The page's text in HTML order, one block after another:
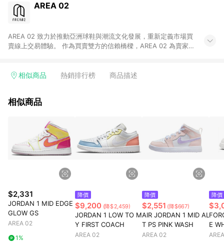
AREA 02
AREA 02 致力於推動亞洲球鞋與潮流文化發展，重新定義市場買
賣線上交易體驗。 作為買賣雙方的信賴橋樑，AREA 02 為賣家提
鞋、街頭服飾與收藏品交易平台。 客服專線：+886-2-2706-
相似商品 熱銷排行榜 商品描述
相似商品
$2,331
JORDAN 1 MID EDGE
GLOW GS
AREA 02
1%
降價
$9,200 (降$2,459)
JORDAN 1 LOW TO M
Y FIRST COACH
AREA 02
降價
$2,551 (降$667)
AIR JORDAN 1 MID AL
T PS PINK WASH
AREA 02
降價
E